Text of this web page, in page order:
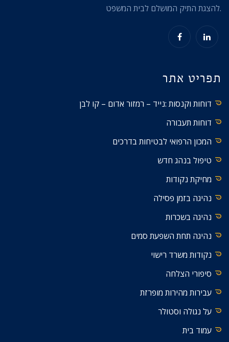
להצגת התיק המושלם לבית המשפט.
תפריט אתר
דוחות וקנסות :נייד – רמזור אדום – קו לבן
דוחות תעבורה
המכון הרפואי לבטיחות בדרכים
טיפול בנהג חדש
מחיקת נקודות
נהיגה בזמן פסילה
נהיגה בשכרות
נהיגה תחת השפעת סמים
נקודות משרד רישוי
סיפורי הצלחה
עבירות מהירות מופרזת
על נגולה וסטולר
עמוד בית